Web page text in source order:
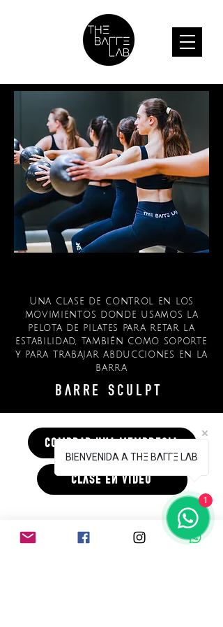
Una clase de control en los
movimientos donde usamos la
pelota de pilates para retar la
estabilidad, también como soporte
y para trabajar abducciones en la
barra
barre s c u l p t
comprar una membresia
clase en video
BIENVENIDA A ТHΞ BΛГГΞ LΛB
1